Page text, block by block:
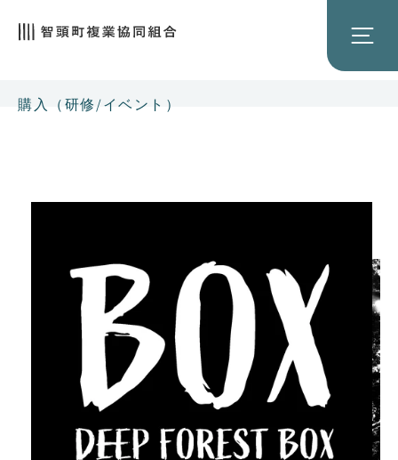
購入（研修/イベント）
に